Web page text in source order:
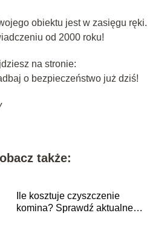
obiektu jest w zasięgu ręki.
od 2000 roku!
na stronie:
o bezpieczeństwo już dziś!
także:
Ile kosztuje czyszczenie
komina? Sprawdź aktualne